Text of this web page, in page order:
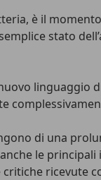
è il
stato
linguaggio
di una
le
ricevute